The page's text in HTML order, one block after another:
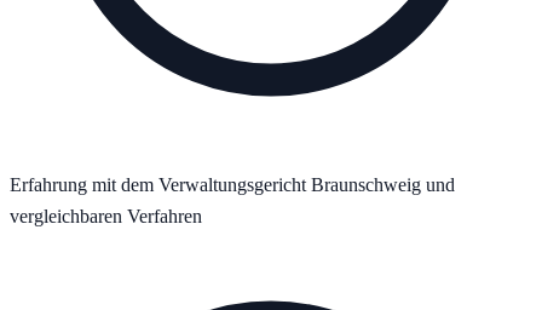
Erfahrung mit dem Verwaltungsgericht Braunschweig und
vergleichbaren Verfahren